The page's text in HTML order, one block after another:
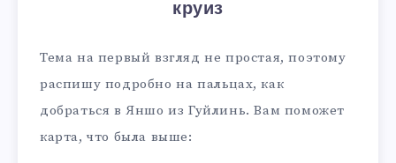
круиз
Тема на первый взгляд не простая, поэтому
распишу подробно на пальцах, как
добраться в Яншо из Гуйлинь. Вам поможет
карта, что была выше: